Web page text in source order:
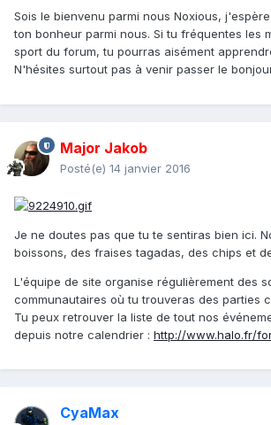
Sois le bienvenu parmi nous Noxious,
ton bonheur parmi nous. Si tu fréquentes les
sport du forum, tu pourras aisément
N'hésites surtout pas à venir passer le
Major Jakob
Posté(e) 14 janvier 2016
Je ne doutes pas que tu te sentiras bien ici.
boissons, des fraises tagadas, des chips et
L'équipe de site organise régulièrement des
communautaires où tu trouveras des parties
Tu peux retrouver la liste de tout nos
depuis notre calendrier : http://www.halo.fr/
CyaMax